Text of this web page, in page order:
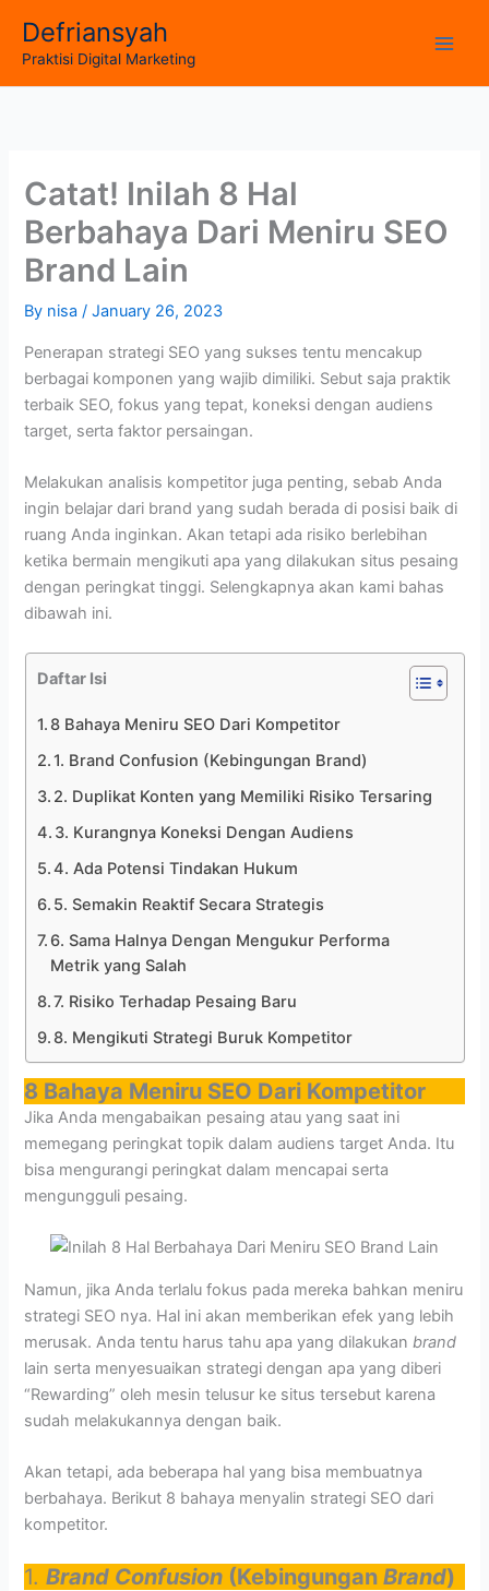
content
Defriansyah
Praktisi Digital Marketing
Catat! Inilah 8 Hal
Berbahaya Dari Meniru SEO
Brand Lain
By nisa/January 26, 2023
Penerapan strategi SEO yang sukses tentu mencakup
berbagai komponen yang wajib dimiliki. Sebut saja praktik
terbaik SEO, fokus yang tepat, koneksi dengan audiens
target, serta faktor persaingan.
Melakukan analisis kompetitor juga penting, sebab Anda
ingin belajar dari brand yang sudah berada di posisi baik di
ruang Anda inginkan. Akan tetapi ada risiko berlebihan
ketika bermain mengikuti apa yang dilakukan situs pesaing
dengan peringkat tinggi. Selengkapnya akan kami bahas
dibawah ini.
Daftar Isi
8 Bahaya Meniru SEO Dari Kompetitor
1. Brand Confusion (Kebingungan Brand)
2. Duplikat Konten yang Memiliki Risiko Tersaring
3. Kurangnya Koneksi Dengan Audiens
4. Ada Potensi Tindakan Hukum
5. Semakin Reaktif Secara Strategis
6. Sama Halnya Dengan Mengukur Performa
Metrik yang Salah
7. Risiko Terhadap Pesaing Baru
8. Mengikuti Strategi Buruk Kompetitor
8 Bahaya Meniru SEO Dari Kompetitor
Jika Anda mengabaikan pesaing atau yang saat ini
memegang peringkat topik dalam audiens target Anda. Itu
bisa mengurangi peringkat dalam mencapai serta
mengungguli pesaing.
Namun, jika Anda terlalu fokus pada mereka bahkan meniru
strategi SEO nya. Hal ini akan memberikan efek yang lebih
merusak. Anda tentu harus tahu apa yang dilakukanbrand
lain serta menyesuaikan strategi dengan apa yang diberi
“Rewarding” oleh mesin telusur ke situs tersebut karena
sudah melakukannya dengan baik.
Akan tetapi, ada beberapa hal yang bisa membuatnya
berbahaya. Berikut 8 bahaya menyalin strategi SEO dari
kompetitor.
1.Brand Confusion (KebingunganBrand)